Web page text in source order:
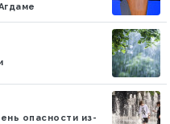
опасности из-